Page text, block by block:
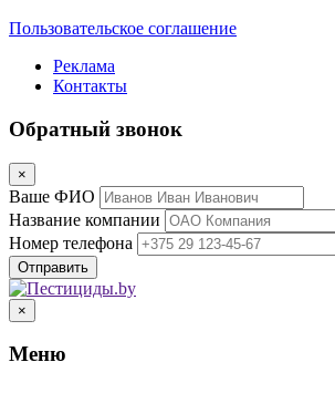
Пользовательское соглашение
Реклама
Контакты
Обратный звонок
×
Ваше ФИО
Название компании
Номер телефона
×
Меню